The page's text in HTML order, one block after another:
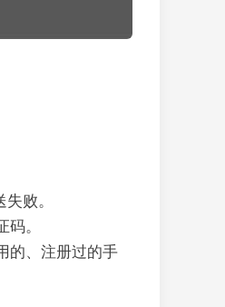
败。
。
的、注册过的手